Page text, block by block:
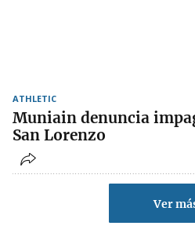
ATHLETIC
Muniain denuncia
San Lorenzo
Ver